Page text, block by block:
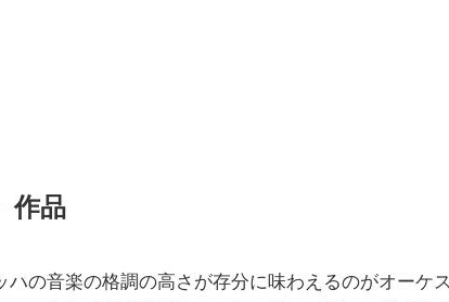
作品
の音楽の格調の高さが存分に味わえるのがオーケス